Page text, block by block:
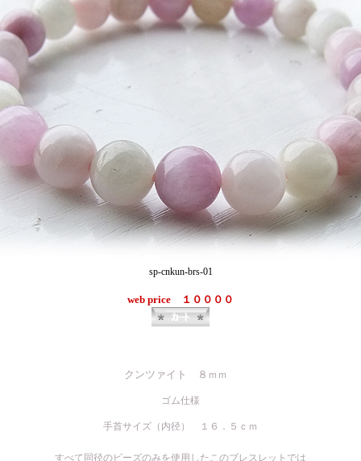
sp-cnkun-brs-01
web price １００００
クンツァイト ８ ｍｍ
ゴム仕様
手首サイズ（内径） １ ６．５ ｃｍ
すべて同径のビーズのみを使用したこのブレスレットでは